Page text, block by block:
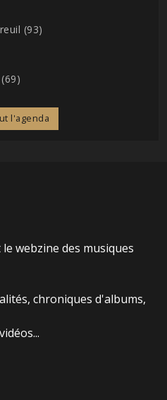
(93)
l'agenda
webzine des musiques
chroniques d'albums,